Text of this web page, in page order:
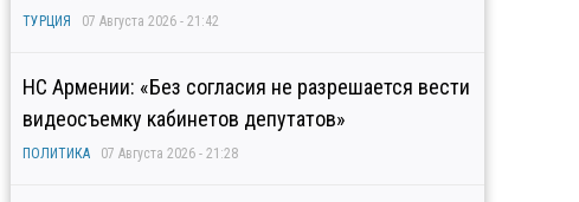
ТУРЦИЯ 07 Августа 2026 - 21:42
НС Армении: «Без согласия не разрешается вести
видеосъемку кабинетов депутатов»
ПОЛИТИКА 07 Августа 2026 - 21:28